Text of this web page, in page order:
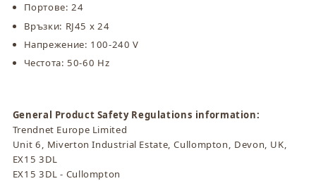
Портове: 24
Връзки: RJ45 x 24
Напрежение: 100-240 V
Честота: 50-60 Hz
General Product Safety Regulations information:
Trendnet Europe Limited
Unit 6, Miverton Industrial Estate, Cullompton, Devon, UK,
EX15 3DL
EX15 3DL - Cullompton